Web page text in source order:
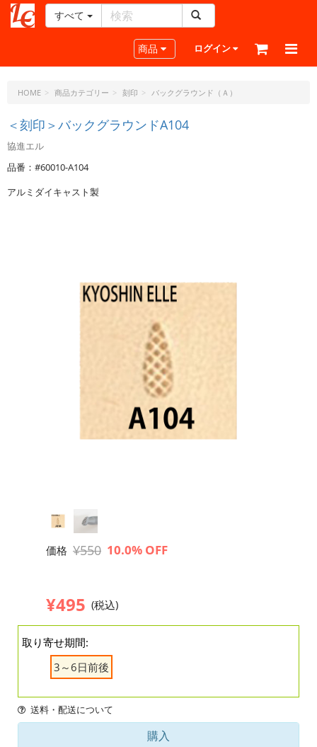
ー
ラ
ト・
ド
ッ
ト・
ェ
すべて
Toggle navigation
商品 ログイン
HOME 商品カテゴリー 刻印 バックグラウンド（Ａ）
＜刻印＞バックグラウンドA104
協進エル
品番：#60010-A104
アルミダイキャスト製
価格 ¥550 10.0% OFF
¥495 (税込)
取り寄せ期間:
3～6日前後
送料・配送について
購入